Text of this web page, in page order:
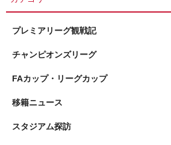
プレミアリーグ観戦記
チャンピオンズリーグ
FAカップ・リーグカップ
移籍ニュース
スタジアム探訪